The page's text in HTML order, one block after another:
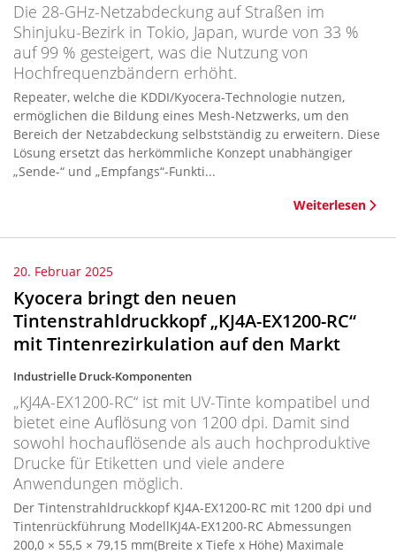
Die 28-GHz-Netzabdeckung auf Straßen im
Shinjuku-Bezirk in Tokio, Japan, wurde von 33 %
auf 99 % gesteigert, was die Nutzung von
Hochfrequenzbändern erhöht.
Repeater, welche die KDDI/Kyocera-Technologie nutzen,
ermöglichen die Bildung eines Mesh-Netzwerks, um den
Bereich der Netzabdeckung selbstständig zu erweitern. Diese
Lösung ersetzt das herkömmliche Konzept unabhängiger
„Sende-“ und „Empfangs“-Funkti...
Weiterlesen
20. Februar 2025
Kyocera bringt den neuen
Tintenstrahldruckkopf „KJ4A-EX1200-RC“
mit Tintenrezirkulation auf den Markt
Industrielle Druck-Komponenten
„KJ4A-EX1200-RC“ ist mit UV-Tinte kompatibel und
bietet eine Auflösung von 1200 dpi. Damit sind
sowohl hochauflösende als auch hochproduktive
Drucke für Etiketten und viele andere
Anwendungen möglich.
Der Tintenstrahldruckkopf KJ4A-EX1200-RC mit 1200 dpi und
Tintenrückführung ModellKJ4A-EX1200-RC Abmessungen
200,0 × 55,5 × 79,15 mm(Breite x Tiefe x Höhe) Maximale